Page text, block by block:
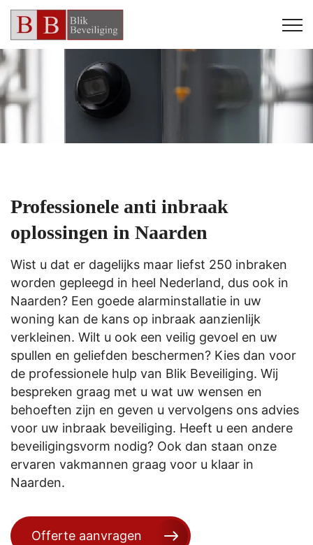
Professionele anti inbraak
oplossingen in Naarden
Wist u dat er dagelijks maar liefst 250 inbraken
worden gepleegd in heel Nederland, dus ook in
Naarden? Een goede alarminstallatie in uw
woning kan de kans op inbraak aanzienlijk
verkleinen. Wilt u ook een veilig gevoel en uw
spullen en geliefden beschermen? Kies dan voor
de professionele hulp van Blik Beveiliging. Wij
bespreken graag met u wat uw wensen en
behoeften zijn en geven u vervolgens ons advies
voor uw inbraak beveiliging. Heeft u een andere
beveiligingsvorm nodig? Ook dan staan onze
ervaren vakmannen graag voor u klaar in
Naarden.
Offerte aanvragen